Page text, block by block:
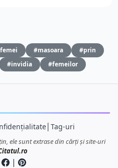
#masoara
#prin
#invidia #femeilor
│ Tag-uri
ele sunt extrase din cărți și site-uri
|